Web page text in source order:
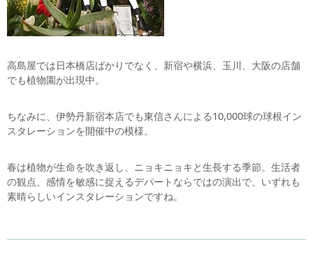
高島屋では日本橋店ばかりでなく、新宿や横浜、玉川、大阪の店舗
でも植物園が出現中。
ちなみに、伊勢丹新宿本店でも東信さんによる10,000球の球根イン
スタレーションを開催中の模様。
春は植物が生命を吹き返し、ニョキニョキと生長する季節。生活者
の観点、感情を敏感に捉えるデパートならではの演出で、いずれも
素晴らしいインスタレーションですね。